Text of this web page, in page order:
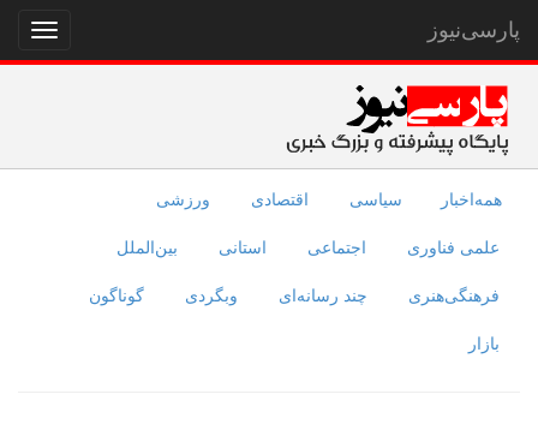
نمایش
منو
پارسی‌نیوز
همه‌اخبار سیاسی اقتصادی ورزشی
علمی فناوری اجتماعی استانی بین‌الملل
فرهنگی‌هنری چند رسانه‌ای وبگردی گوناگون
بازار